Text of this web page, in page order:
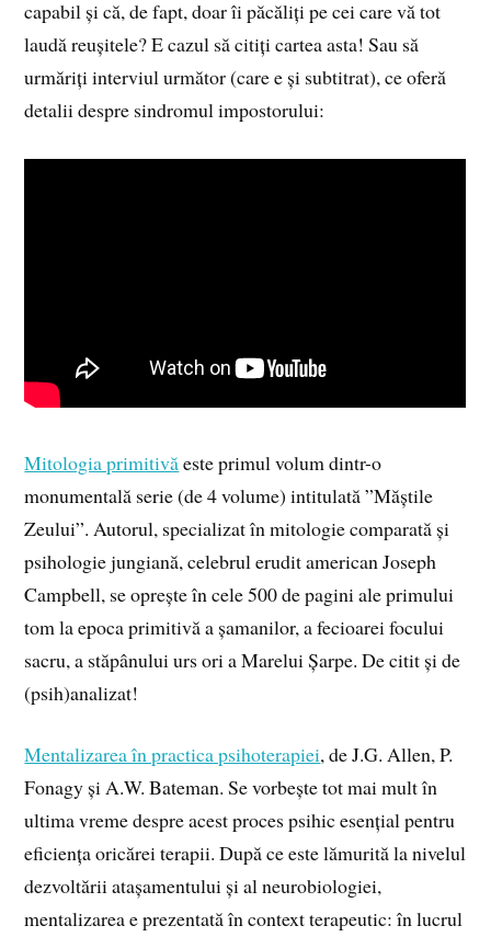
capabil și că, de fapt, doar îi păcăliți pe cei care vă tot
laudă reușitele? E cazul să citiți cartea asta! Sau să
urmăriți interviul următor (care e și subtitrat), ce oferă
detalii despre sindromul impostorului:
Mitologia primitivăeste primul volum dintr-o
monumentală serie (de 4 volume) intitulată ”Măștile
Zeului”. Autorul, specializat în mitologie comparată și
psihologie jungiană, celebrul erudit american Joseph
Campbell, se oprește în cele 500 de pagini ale primului
tom la epoca primitivă a șamanilor, a fecioarei focului
sacru, a stăpânului urs ori a Marelui Șarpe. De citit și de
(psih)analizat!
Mentalizarea în practica psihoterapiei, de J.G. Allen, P.
Fonagy și A.W. Bateman. Se vorbește tot mai mult în
ultima vreme despre acest proces psihic esențial pentru
eficiența oricărei terapii. După ce este lămurită la nivelul
dezvoltării atașamentului și al neurobiologiei,
mentalizarea e prezentată în context terapeutic: în lucrul